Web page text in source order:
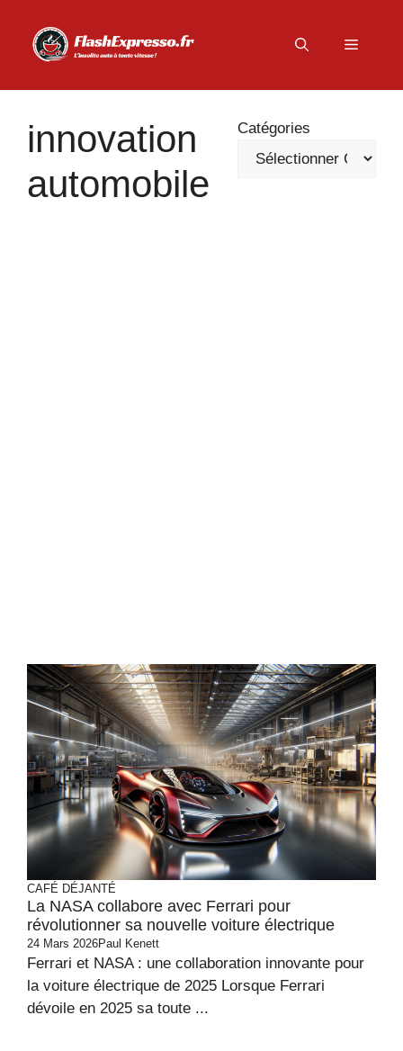
contenu
Menu
innovation
automobile
Catégories
CAFÉ DÉJANTÉ
La NASA collabore avec Ferrari pour
révolutionner sa nouvelle voiture électrique
24 Mars 2026Paul Kenett
Ferrari et NASA : une collaboration innovante pour
la voiture électrique de 2025 Lorsque Ferrari
dévoile en 2025 sa toute ...